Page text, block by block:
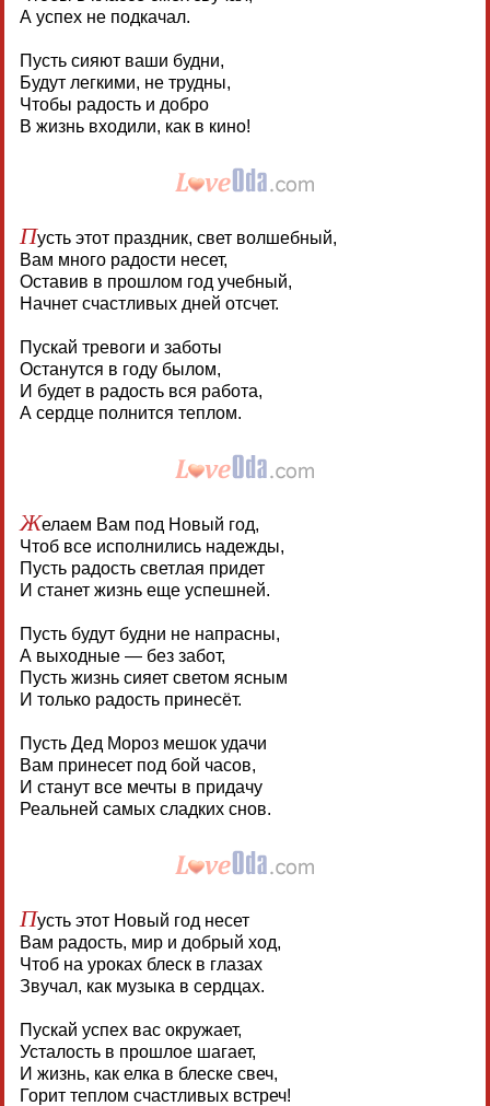
А успех не подкачал.
Пусть сияют ваши будни,
Будут легкими, не трудны,
Чтобы радость и добро
В жизнь входили, как в кино!
Пусть этот праздник, свет волшебный,
Вам много радости несет,
Оставив в прошлом год учебный,
Начнет счастливых дней отсчет.
Пускай тревоги и заботы
Останутся в году былом,
И будет в радость вся работа,
А сердце полнится теплом.
Желаем Вам под Новый год,
Чтоб все исполнились надежды,
Пусть радость светлая придет
И станет жизнь еще успешней.
Пусть будут будни не напрасны,
А выходные — без забот,
Пусть жизнь сияет светом ясным
И только радость принесёт.
Пусть Дед Мороз мешок удачи
Вам принесет под бой часов,
И станут все мечты в придачу
Реальней самых сладких снов.
Пусть этот Новый год несет
Вам радость, мир и добрый ход,
Чтоб на уроках блеск в глазах
Звучал, как музыка в сердцах.
Пускай успех вас окружает,
Усталость в прошлое шагает,
И жизнь, как елка в блеске свеч,
Горит теплом счастливых встреч!